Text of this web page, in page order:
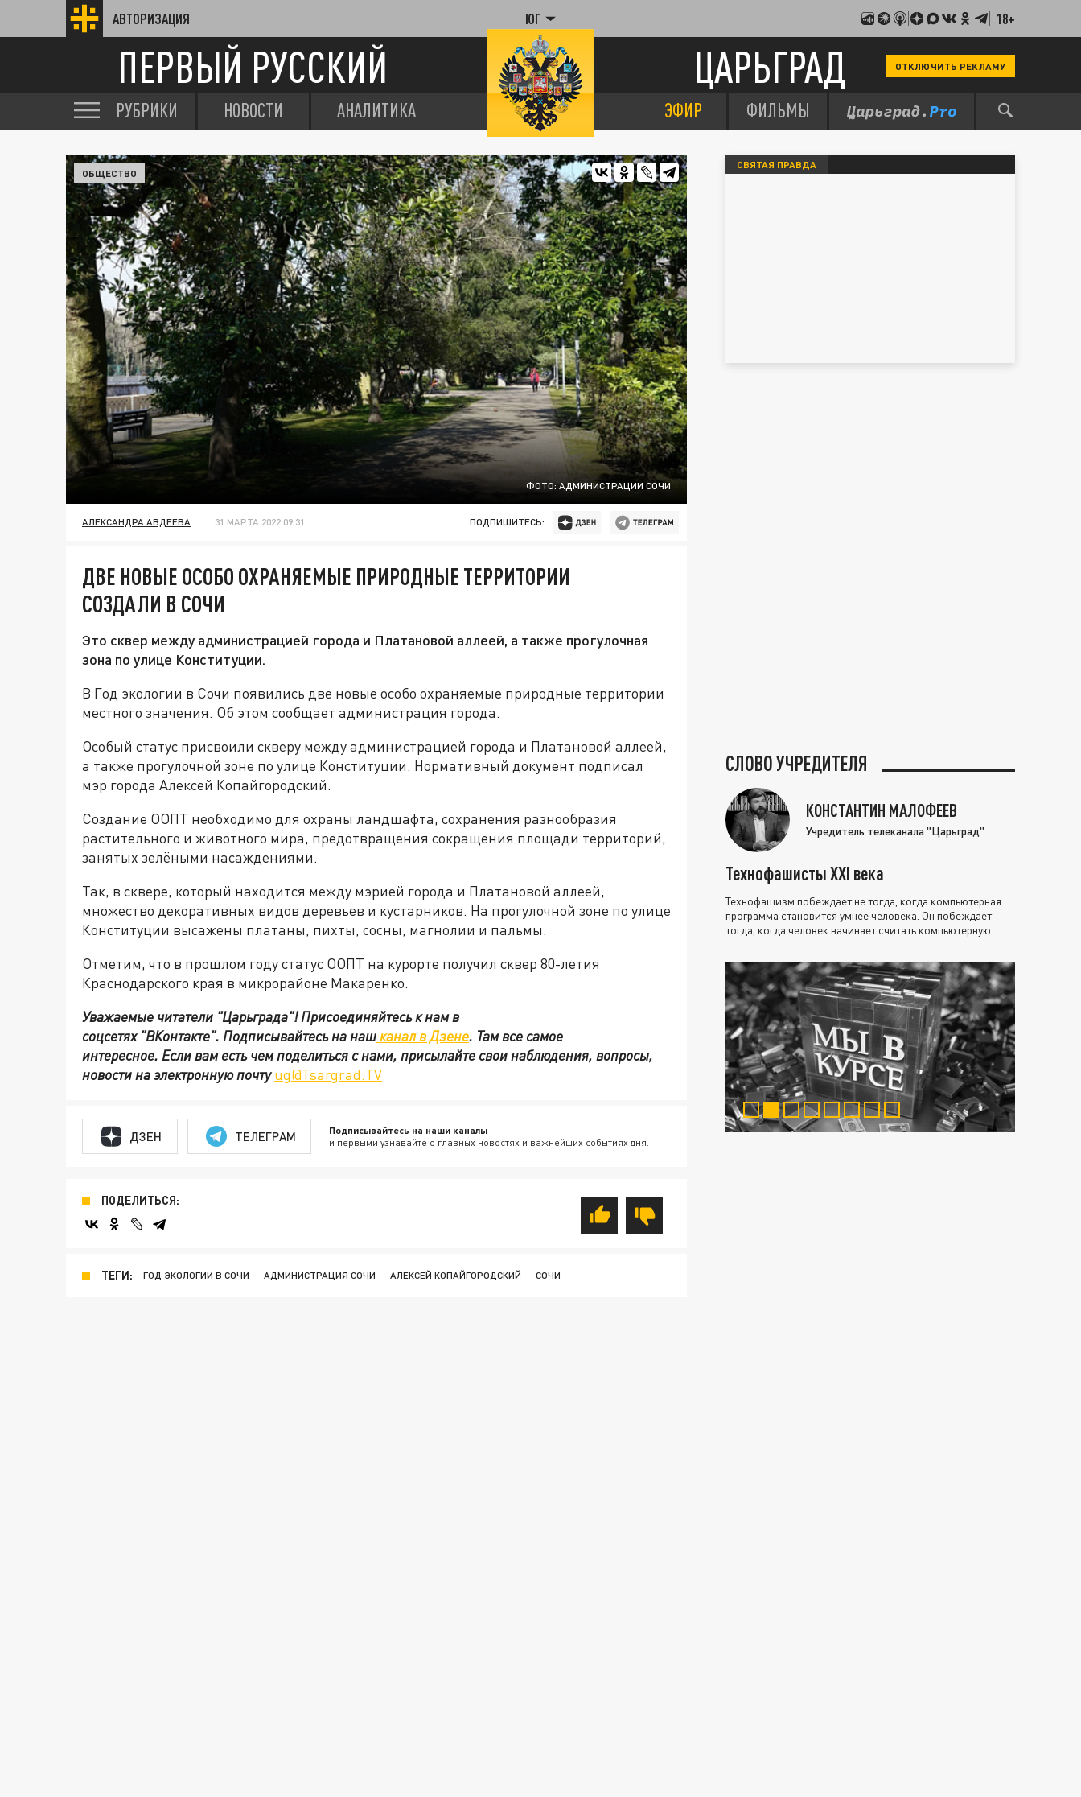
АВТОРИЗАЦИЯ ЮГ 18+
ПЕРВЫЙ РУССКИЙ ЦАРЬГРАД ОТКЛЮЧИТЬ РЕКЛАМУ
РУБРИКИ НОВОСТИ АНАЛИТИКА ЭФИР ФИЛЬМЫ
ФОТО: АДМИНИСТРАЦИИ СОЧИ
ОБЩЕСТВО
АЛЕКСАНДРА АВДЕЕВА 31 МАРТА 2022 09:31 ПОДПИШИТЕСЬ:
ДВЕ НОВЫЕ ОСОБО ОХРАНЯЕМЫЕ ПРИРОДНЫЕ ТЕРРИТОРИИ
СОЗДАЛИ В СОЧИ
Это сквер между администрацией города и Платановой аллеей, а также прогулочная
зона по улице Конституции.
В Год экологии в Сочи появились две новые особо охраняемые природные территории
местного значения. Об этом сообщает администрация города.
Особый статус присвоили скверу между администрацией города и Платановой аллеей,
а также прогулочной зоне по улице Конституции. Нормативный документ подписал
мэр города Алексей Копайгородский.
Создание ООПТ необходимо для охраны ландшафта, сохранения разнообразия
растительного и животного мира, предотвращения сокращения площади территорий,
занятых зелёными насаждениями.
Так, в сквере, который находится между мэрией города и Платановой аллеей,
множество декоративных видов деревьев и кустарников. На прогулочной зоне по улице
Конституции высажены платаны, пихты, сосны, магнолии и пальмы.
Отметим, что в прошлом году статус ООПТ на курорте получил сквер 80-летия
Краснодарского края в микрорайоне Макаренко.
Уважаемые читатели "Царьграда"!Присоединяйтесь к нам в
соцсетях"ВКонтакте". Подписывайтесь на нашканал в Дзене. Там все самое
интересное. Если вам есть чем поделиться с нами, присылайте свои наблюдения, вопросы,
новости на электронную почтуug@Tsargrad.TV
ДЗЕН ТЕЛЕГРАМ Подписывайтесь на наши каналы
и первыми узнавайте о главных новостях и важнейших событиях дня.
ПОДЕЛИТЬСЯ:
ТЕГИ: ГОД ЭКОЛОГИИ В СОЧИ АДМИНИСТРАЦИЯ СОЧИ АЛЕКСЕЙ КОПАЙГОРОДСКИЙ СОЧИ
СВЯТАЯ ПРАВДА
СЛОВО УЧРЕДИТЕЛЯ
КОНСТАНТИН МАЛОФЕЕВ
Учредитель телеканала "Царьград"
Технофашисты XXI века
Технофашизм побеждает не тогда, когда компьютерная
программа становится умнее человека. Он побеждает
тогда, когда человек начинает считать компьютерную